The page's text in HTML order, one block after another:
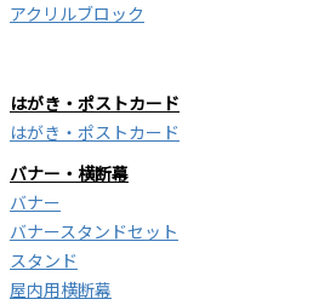
アクリルブロック
はがき・ポストカード
はがき・ポストカード
バナー・横断幕
バナー
バナースタンドセット
スタンド
屋内用横断幕